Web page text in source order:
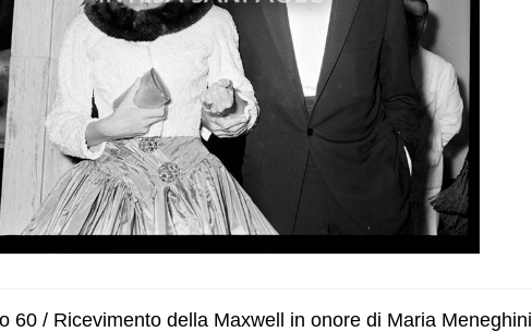
60 / Ricevimento della Maxwell in onore di Maria Meneghini